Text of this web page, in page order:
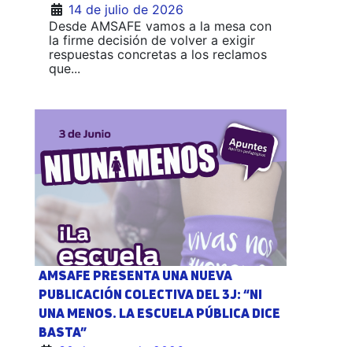
14 de julio de 2026
Desde AMSAFE vamos a la mesa con
la firme decisión de volver a exigir
respuestas concretas a los reclamos
que...
AMSAFE PRESENTA UNA NUEVA
PUBLICACIÓN COLECTIVA DEL 3J: “NI
UNA MENOS. LA ESCUELA PÚBLICA DICE
BASTA”